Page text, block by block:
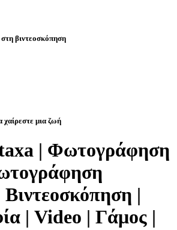
βιντεοσκόπηση
μια ζωή
| Φωτογράφηση
|
| Video | Γάμος |